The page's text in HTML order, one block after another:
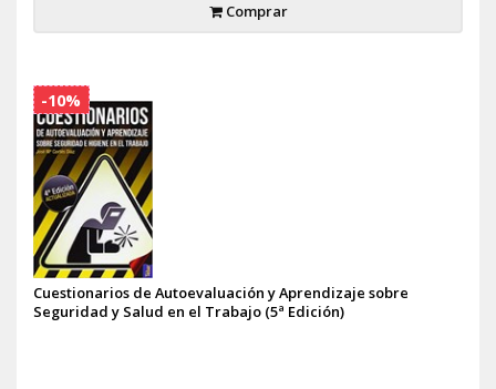
Comprar
Cuestionarios de Autoevaluación y Aprendizaje sobre
Seguridad y Salud en el Trabajo (5ª Edición)
-10%